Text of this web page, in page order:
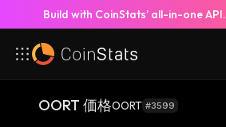
Build with CoinStats’ all-in-one API.
OORT 価格OORT #3599